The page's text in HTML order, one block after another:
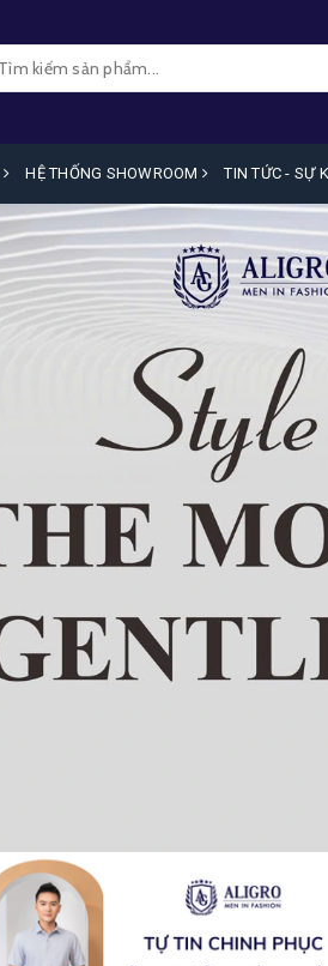
HỆ THỐNG SHOWROOM TIN TỨC - SỰ